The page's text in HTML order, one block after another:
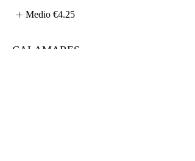
Medio €4.25
CALAMARES